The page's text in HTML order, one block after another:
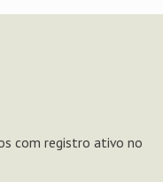
com registro ativo no